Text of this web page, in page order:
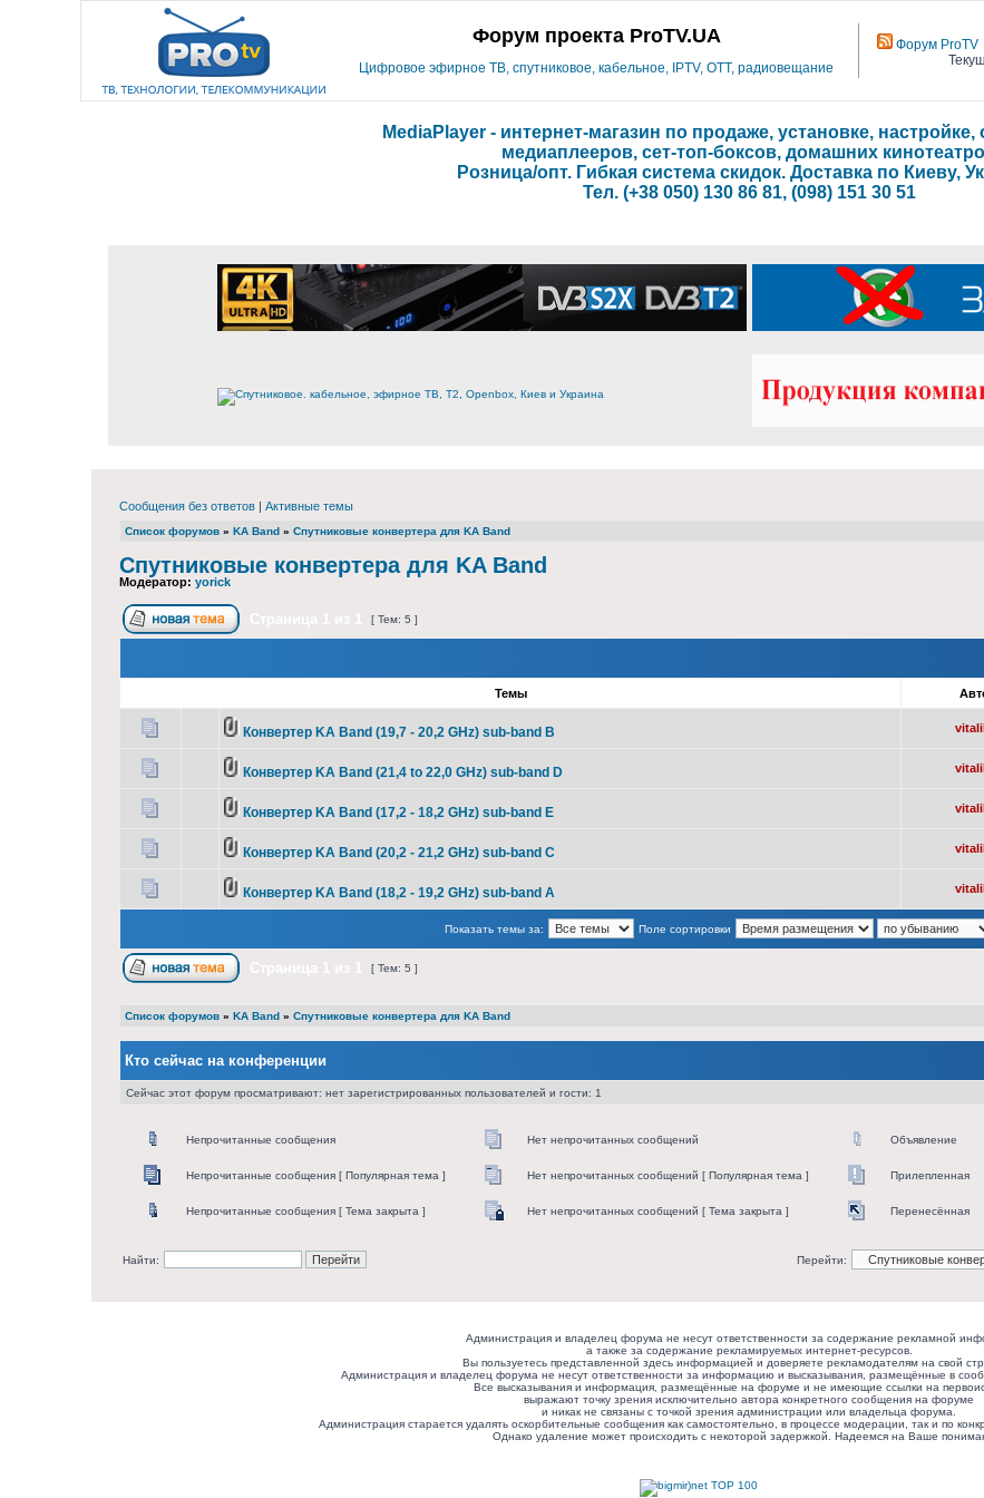
Форум проекта ProTV.UA
Цифровое эфирное ТВ, спутниковое, кабельное, IPTV, OTT, радиовещание
Форум ProTV
MediaPlayer - интернет-магазин по продаже, установке,
медиаплееров, сет-топ-боксов, домашних
Розница/опт. Гибкая система скидок. Доставка по Киеву,
Тел. (+38 050) 130 86 81, (098) 151 30 51
Сообщения без ответов | Активные темы
Список форумов » KA Band » Спутниковые конвертера для KA Band
Спутниковые конвертера для KA Band
Модератор: yorick
[ Тем: 5 ]
Темы
Конвертер KA Band (19,7 - 20,2 GHz) sub-band B
Конвертер KA Band (21,4 to 22,0 GHz) sub-band D
Конвертер KA Band (17,2 - 18,2 GHz) sub-band E
Конвертер KA Band (20,2 - 21,2 GHz) sub-band С
Конвертер KA Band (18,2 - 19,2 GHz) sub-band A
Показать темы за: Поле сортировки
[ Тем: 5 ]
Список форумов » KA Band » Спутниковые конвертера для KA Band
Кто сейчас на конференции
Сейчас этот форум просматривают: нет зарегистрированных пользователей и гости: 1
Непрочитанные сообщения Нет непрочитанных сообщений Объявление
Непрочитанные сообщения [ Популярная тема ] Нет непрочитанных сообщений [ Популярная тема ] Прилепленная
Непрочитанные сообщения [ Тема закрыта ] Нет непрочитанных сообщений [ Тема закрыта ] Перенесённая
Найти: Перейти:
Администрация и владелец форума не несут ответственности за содержание рекламной
а также за содержание рекламируемых интернет-ресурсов.
Вы пользуетесь представленной здесь информацией и доверяете рекламодателям на свой
Администрация и владелец форума не несут ответственности за информацию и высказывания, размещённые в
Все высказывания и информация, размещённые на форуме и не имеющие ссылки на
выражают точку зрения исключительно автора конкретного сообщения на форуме
и никак не связаны с точкой зрения администрации или владельца форума.
Администрация старается удалять оскорбительные сообщения как самостоятельно, в процессе модерации, так и по
Однако удаление может происходить с некоторой задержкой. Надеемся на Ваше